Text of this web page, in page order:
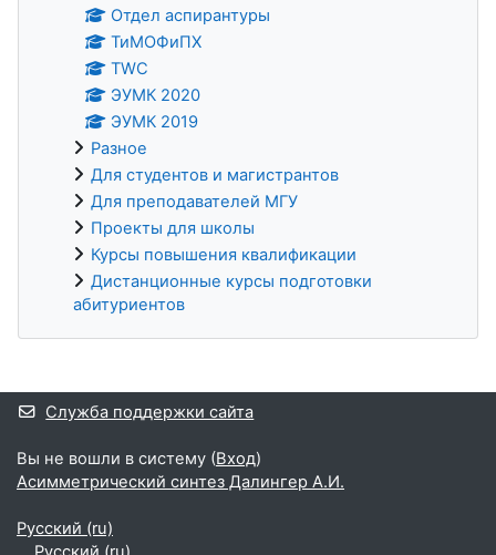
Отдел аспирантуры
ТиМОФиПХ
TWC
ЭУМК 2020
ЭУМК 2019
Разное
Для студентов и магистрантов
Для преподавателей МГУ
Проекты для школы
Курсы повышения квалификации
Дистанционные курсы подготовки
абитуриентов
Дополнительные блоки
Служба поддержки сайта
Вы не вошли в систему (Вход)
Асимметрический синтез Далингер А.И.
Русский ‎(ru)‎